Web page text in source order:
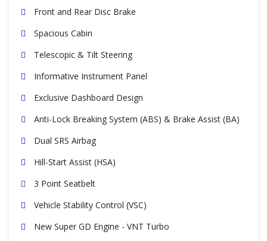
Front and Rear Disc Brake
Spacious Cabin
Telescopic & Tilt Steering
Informative Instrument Panel
Exclusive Dashboard Design
Anti-Lock Breaking System (ABS) & Brake Assist (BA)
Dual SRS Airbag
Hill-Start Assist (HSA)
3 Point Seatbelt
Vehicle Stability Control (VSC)
New Super GD Engine - VNT Turbo